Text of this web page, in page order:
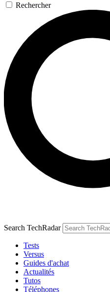
Rechercher
Search TechRadar
Tests
Versus
Guides d'achat
Actualités
Tutos
Téléphones